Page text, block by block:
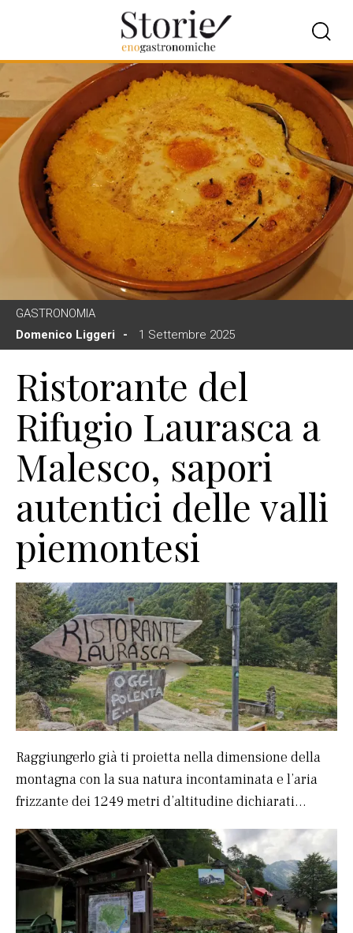
GASTRONOMIA
Domenico Liggeri
1 Settembre 2025
Ristorante del
Rifugio Laurasca a
Malesco, sapori
autentici delle valli
piemontesi
Raggiungerlo già ti proietta nella dimensione della
montagna con la sua natura incontaminata e l’aria
frizzante dei 1249 metri d’altitudine dichiarati…